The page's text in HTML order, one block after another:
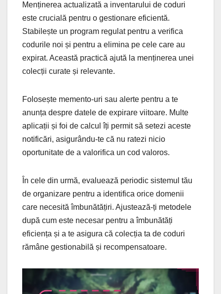
Menținerea actualizată a inventarului de coduri
este crucială pentru o gestionare eficientă.
Stabilește un program regulat pentru a verifica
codurile noi și pentru a elimina pe cele care au
expirat. Această practică ajută la menținerea unei
colecții curate și relevante.
Folosește memento-uri sau alerte pentru a te
anunța despre datele de expirare viitoare. Multe
aplicații și foi de calcul îți permit să setezi aceste
notificări, asigurându-te că nu ratezi nicio
oportunitate de a valorifica un cod valoros.
În cele din urmă, evaluează periodic sistemul tău
de organizare pentru a identifica orice domenii
care necesită îmbunătățiri. Ajustează-ți metodele
după cum este necesar pentru a îmbunătăți
eficiența și a te asigura că colecția ta de coduri
rămâne gestionabilă și recompensatoare.